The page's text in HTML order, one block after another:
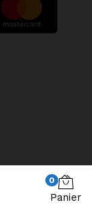
0
Panier